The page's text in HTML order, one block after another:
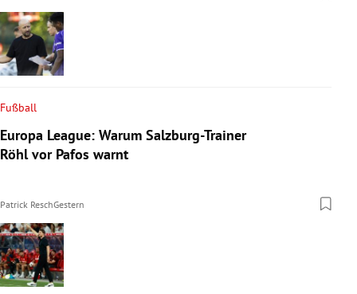
Fußball
Europa League: Warum Salzburg-Trainer
Röhl vor Pafos warnt
Patrick ReschGestern